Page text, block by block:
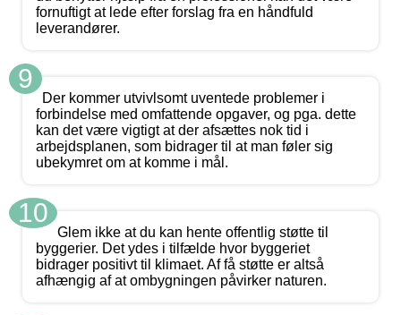
fornuftigt at lede efter forslag fra en håndfuld
leverandører.
9
Der kommer utvivlsomt uventede problemer i
forbindelse med omfattende opgaver, og pga. dette
kan det være vigtigt at der afsættes nok tid i
arbejdsplanen, som bidrager til at man føler sig
ubekymret om at komme i mål.
10
Glem ikke at du kan hente offentlig støtte til
byggerier. Det ydes i tilfælde hvor byggeriet
bidrager positivt til klimaet. Af få støtte er altså
afhængig af at ombygningen påvirker naturen.